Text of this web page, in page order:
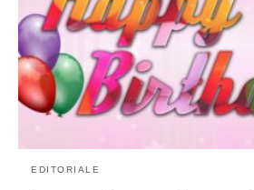
EDITORIALE